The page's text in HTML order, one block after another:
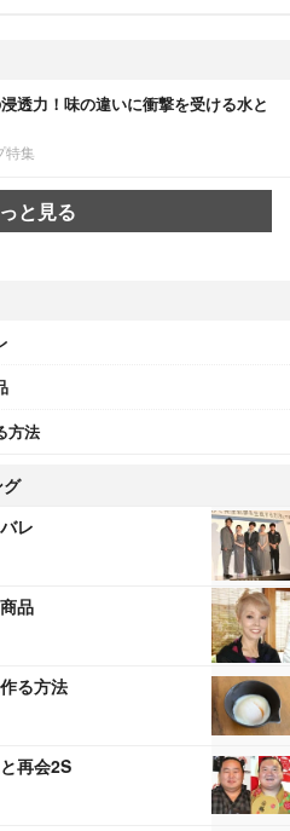
透力！味の違いに衝撃を受ける水と
特集
と見る
方法
レ
品
る方法
再会2S